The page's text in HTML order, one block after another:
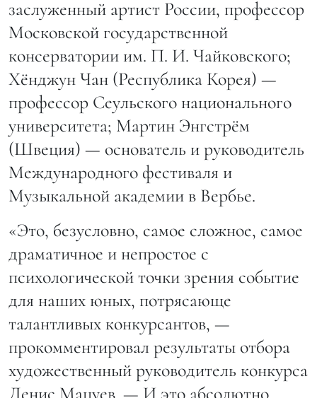
заслуженный артист России, профессор
Московской государственной
консерватории им. П. И. Чайковского;
Хёнджун Чан (Республика Корея) —
профессор Сеульского национального
университета; Мартин Энгстрём
(Швеция) — основатель и руководитель
Международного фестиваля и
Музыкальной академии в Вербье.
«Это, безусловно, самое сложное, самое
драматичное и непростое с
психологической точки зрения событие
для наших юных, потрясающе
талантливых конкурсантов, —
прокомментировал результаты отбора
художественный руководитель конкурса
Денис Мацуев. — И это абсолютно